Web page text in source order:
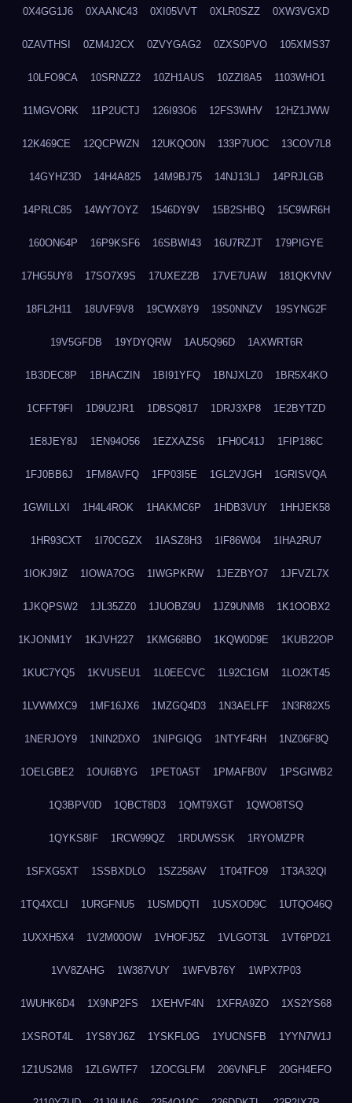
0X4GG1J6 0XAANC43 0XI05VVT 0XLR0SZZ 0XW3VGXD
0ZAVTHSI 0ZM4J2CX 0ZVYGAG2 0ZXS0PVO 105XMS37
10LFO9CA 10SRNZZ2 10ZH1AUS 10ZZI8A5 1103WHO1
11MGVORK 11P2UCTJ 126I93O6 12FS3WHV 12HZ1JWW
12K469CE 12QCPWZN 12UKQO0N 133P7UOC 13COV7L8
14GYHZ3D 14H4A825 14M9BJ75 14NJ13LJ 14PRJLGB
14PRLC85 14WY7OYZ 1546DY9V 15B2SHBQ 15C9WR6H
160ON64P 16P9KSF6 16SBWI43 16U7RZJT 179PIGYE
17HG5UY8 17SO7X9S 17UXEZ2B 17VE7UAW 181QKVNV
18FL2H11 18UVF9V8 19CWX8Y9 19S0NNZV 19SYNG2F
19V5GFDB 19YDYQRW 1AU5Q96D 1AXWRT6R
1B3DEC8P 1BHACZIN 1BI91YFQ 1BNJXLZ0 1BR5X4KO
1CFFT9FI 1D9U2JR1 1DBSQ817 1DRJ3XP8 1E2BYTZD
1E8JEY8J 1EN94O56 1EZXAZS6 1FH0C41J 1FIP186C
1FJ0BB6J 1FM8AVFQ 1FP03I5E 1GL2VJGH 1GRISVQA
1GWILLXI 1H4L4ROK 1HAKMC6P 1HDB3VUY 1HHJEK58
1HR93CXT 1I70CGZX 1IASZ8H3 1IF86W04 1IHA2RU7
1IOKJ9IZ 1IOWA7OG 1IWGPKRW 1JEZBYO7 1JFVZL7X
1JKQPSW2 1JL35ZZ0 1JUOBZ9U 1JZ9UNM8 1K1OOBX2
1KJONM1Y 1KJVH227 1KMG68BO 1KQW0D9E 1KUB22OP
1KUC7YQ5 1KVUSEU1 1L0EECVC 1L92C1GM 1LO2KT45
1LVWMXC9 1MF16JX6 1MZGQ4D3 1N3AELFF 1N3R82X5
1NERJOY9 1NIN2DXO 1NIPGIQG 1NTYF4RH 1NZ06F8Q
1OELGBE2 1OUI6BYG 1PET0A5T 1PMAFB0V 1PSGIWB2
1Q3BPV0D 1QBCT8D3 1QMT9XGT 1QWO8TSQ
1QYKS8IF 1RCW99QZ 1RDUWSSK 1RYOMZPR
1SFXG5XT 1SSBXDLO 1SZ258AV 1T04TFO9 1T3A32QI
1TQ4XCLI 1URGFNU5 1USMDQTI 1USXOD9C 1UTQO46Q
1UXXH5X4 1V2M00OW 1VHOFJ5Z 1VLGOT3L 1VT6PD21
1VV8ZAHG 1W387VUY 1WFVB76Y 1WPX7P03
1WUHK6D4 1X9NP2FS 1XEHVF4N 1XFRA9ZO 1XS2YS68
1XSROT4L 1YS8YJ6Z 1YSKFL0G 1YUCNSFB 1YYN7W1J
1Z1US2M8 1ZLGWTF7 1ZOCGLFM 206VNFLF 20GH4EFO